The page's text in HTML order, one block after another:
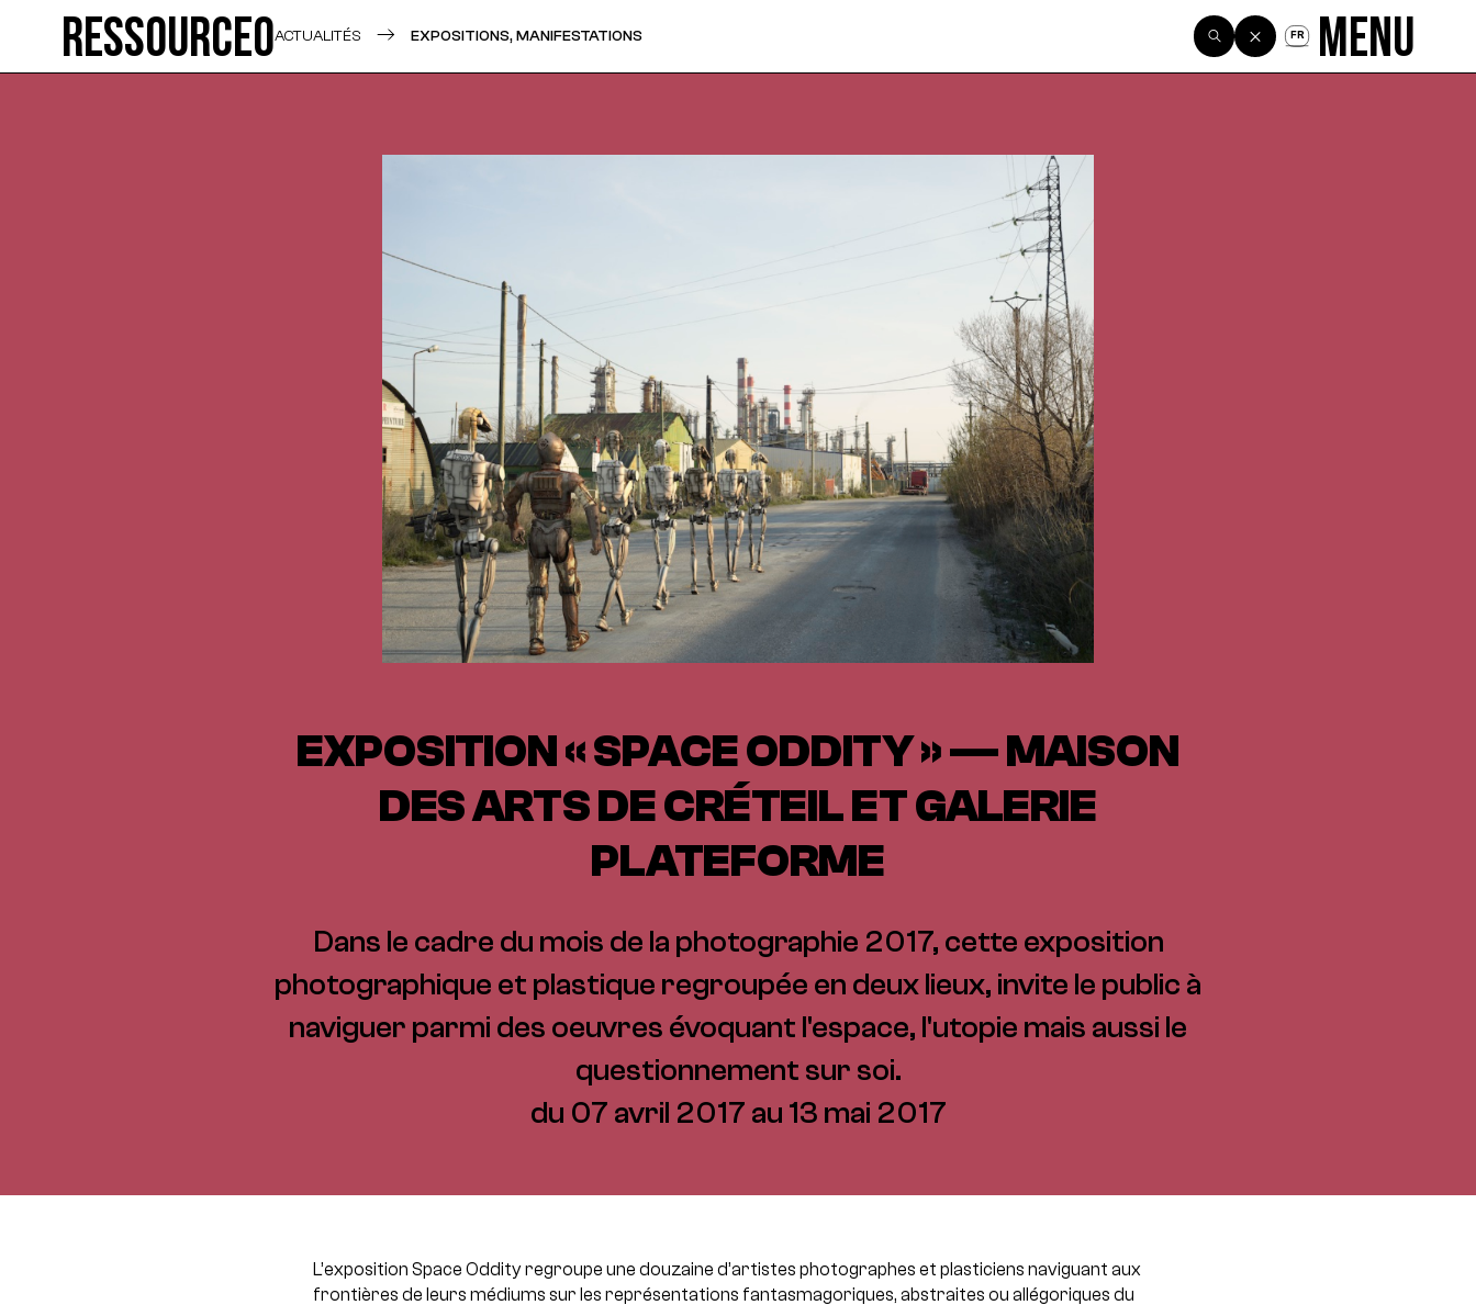
Ressource0ACTUALITÉS EXPOSITIONS, MANIFESTATIONS FR Menu
EXPOSITION « SPACE ODDITY » — MAISON
DES ARTS DE CRÉTEIL ET GALERIE
PLATEFORME
Dans le cadre du mois de la photographie 2017, cette exposition
photographique et plastique regroupée en deux lieux, invite le public à
naviguer parmi des oeuvres évoquant l'espace, l'utopie mais aussi le
questionnement sur soi.
du 07 avril 2017 au 13 mai 2017
L’exposition Space Oddity regroupe une douzaine d’artistes photographes et plasticiens naviguant aux
frontières de leurs médiums sur les représentations fantasmagoriques, abstraites ou allégoriques du